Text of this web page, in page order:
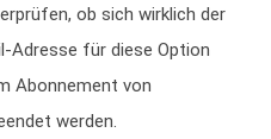
ob sich wirklich der
Adresse für diese Option
Abonnement von
werden.